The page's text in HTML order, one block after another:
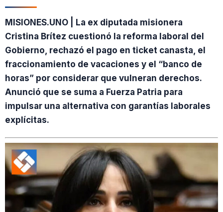
MISIONES.UNO | La ex diputada misionera
Cristina Brítez cuestionó la reforma laboral del
Gobierno, rechazó el pago en ticket canasta, el
fraccionamiento de vacaciones y el “banco de
horas” por considerar que vulneran derechos.
Anunció que se suma a Fuerza Patria para
impulsar una alternativa con garantías laborales
explícitas.